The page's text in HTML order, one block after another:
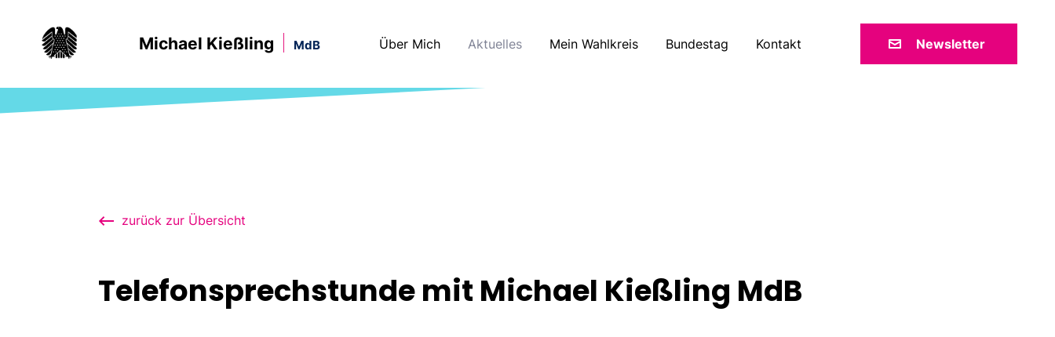
Michael Kießling MdB Über Mich Aktuelles Mein Wahlkreis Bundestag Kontakt Newsletter
zurück zur Übersicht
Telefonsprechstunde mit Michael Kießling MdB